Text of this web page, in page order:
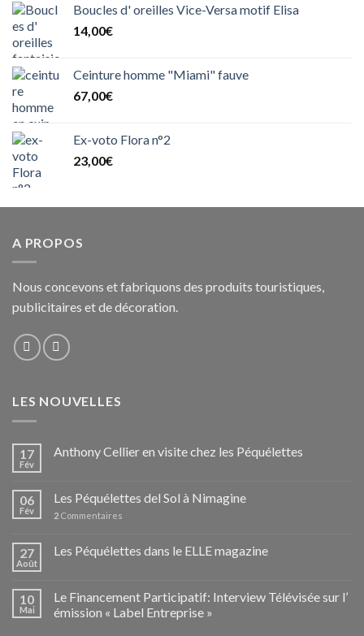
Boucles d' oreilles Vice-Versa motif Elisa
14,00€
Ceinture homme "Miami" fauve
67,00€
Ex-voto Flora n°2
23,00€
A PROPOS
Nous concevons et fabriquons des produits touristiques,
publicitaires et de décoration.
LES NOUVELLES
17
Fév
Anthony Cellier en visite chez les Péquélettes
06
Fév
Les Péquélettes del Sol à Nimagine
2 Commentaires
27
Août
Les Péquélettes dans le ELLE magazine
10
Mai
Le Financement Participatif: Interview Télévisée sur l’
émission « Label Entreprise »